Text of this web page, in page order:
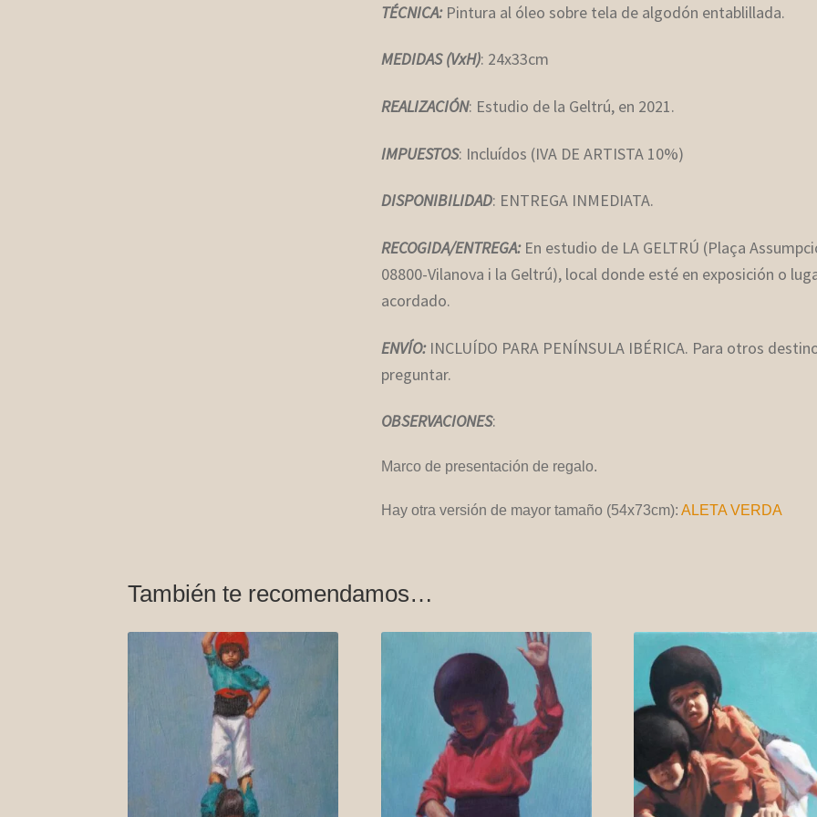
TÉCNICA:Pintura al óleo sobre tela de algodón entablillada.
MEDIDAS (VxH): 24x33cm
REALIZACIÓN: Estudio de la Geltrú, en 2021.
IMPUESTOS: Incluídos (IVA DE ARTISTA 10%)
DISPONIBILIDAD: ENTREGA INMEDIATA.
RECOGIDA/ENTREGA:En estudio de LA GELTRÚ (Plaça
08800-Vilanova i la Geltrú), local donde esté en exposición o
acordado.
ENVÍO:INCLUÍDO PARA PENÍNSULA IBÉRICA. Para otros
preguntar.
OBSERVACIONES:
Marco de presentación de regalo.
Hay otra versión de mayor tamaño (54x73cm): ALETA VERDA
También te recomendamos…